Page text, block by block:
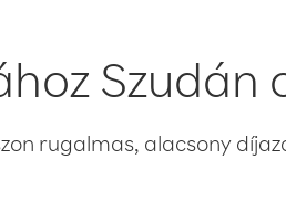
Szudán
rugalmas, alacsony